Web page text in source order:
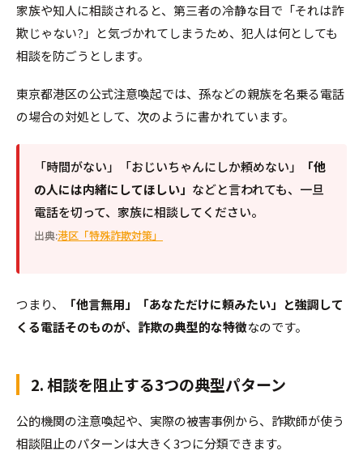
家族や知人に相談されると、第三者の冷静な目で「それは詐
欺じゃない?」と気づかれてしまうため、犯人は何としても
相談を防ごうとします。
東京都港区の公式注意喚起では、孫などの親族を名乗る電話
の場合の対処として、次のように書かれています。
「時間がない」「おじいちゃんにしか頼めない」
「他
の人には内緒にしてほしい」 などと言われても、一旦
電話を切って、家族に相談してください。
出典:港区「特殊詐欺対策」
つまり、
「他言無用」「あなただけに頼みたい」と強調して
くる電話そのものが、詐欺の典型的な特徴なのです。
2. 相談を阻止する3つの典型パターン
公的機関の注意喚起や、実際の被害事例から、詐欺師が使う
相談阻止のパターンは大きく3つに分類できます。